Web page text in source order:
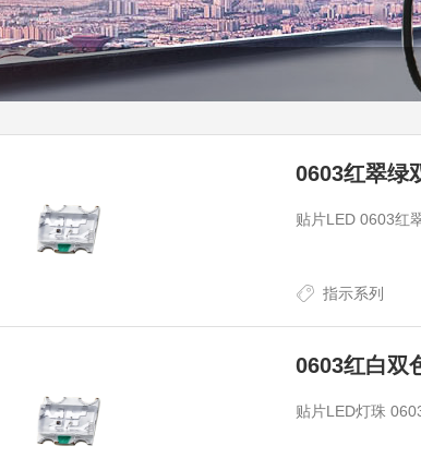
0603红翠绿
贴片LED 0603红
指示系列
0603红白双
贴片LED灯珠